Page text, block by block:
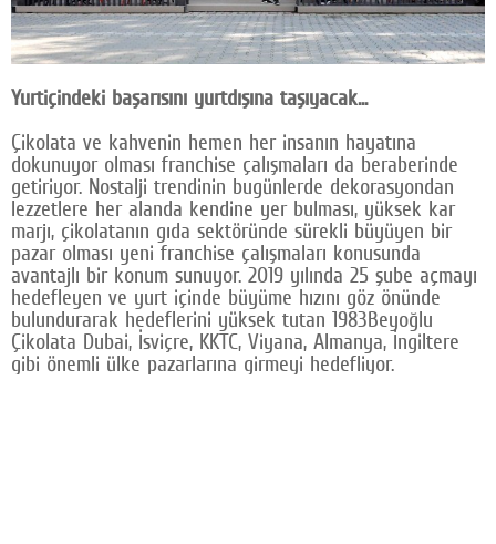
Yurtiçindeki başarısını yurtdışına taşıyacak...
Çikolata ve kahvenin hemen her insanın hayatına
dokunuyor olması franchise çalışmaları da beraberinde
getiriyor. Nostalji trendinin bugünlerde dekorasyondan
lezzetlere her alanda kendine yer bulması, yüksek kar
marjı, çikolatanın gıda sektöründe sürekli büyüyen bir
pazar olması yeni franchise çalışmaları konusunda
avantajlı bir konum sunuyor. 2019 yılında 25 şube açmayı
hedefleyen ve yurt içinde büyüme hızını göz önünde
bulundurarak hedeflerini yüksek tutan 1983Beyoğlu
Çikolata Dubai, İsviçre, KKTC, Viyana, Almanya, İngiltere
gibi önemli ülke pazarlarına girmeyi hedefliyor.